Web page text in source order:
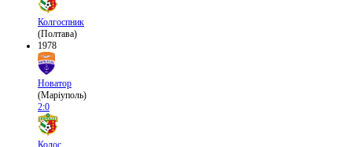
Колгоспник
(Полтава)
1978
Новатор
(Маріуполь)
2:0